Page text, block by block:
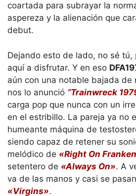
coartada para subrayar la
aspereza y la alienación que
debut.
Dejando esto de lado, no sé tú,
aquí a disfrutar. Y en eso
aún con una notable bajada de
nos lo anunció “Trainwreck
carga pop que nunca con un
en el estribillo. La pareja ya no
humeante máquina de
siendo capaz de retener su
melódico de «Right On
setentero de «Always On». A
va de las manos y casi se
«Virgins».